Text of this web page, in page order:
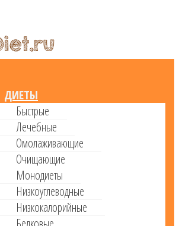
ДИЕТЫ
Быстрые
Лечебные
Омолаживающие
Очищающие
Монодиеты
Низкоуглеводные
Низкокалорийные